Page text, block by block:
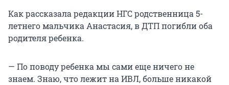
Как рассказала редакции НГС родственница 5-
летнего мальчика Анастасия, в ДТП погибли оба
родителя ребенка.
— По поводу ребенка мы сами еще ничего не
знаем. Знаю, что лежит на ИВЛ, больше никакой